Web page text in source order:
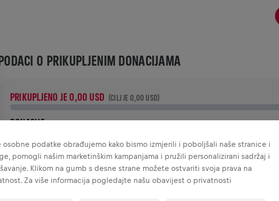
O PRIKUPLJENIM DONACIJAMA
PRIKUPLJENO JE 0,00 USD (CILJ JE 0,00 USD)
DONACIJE
Pruži svoj doprinos donacijom! 100% iznosa tvoje donacije bit
će utrošeno na istraživanja ozljeda leđne moždine.
osobne podatke obrađujemo kako bismo izmjerili i poboljšali naše stranice i
pomogli našim marketinškim kampanjama i pružili personalizirani sadržaj i
Klikom na gumb s desne strane možete ostvariti svoja prava na
Za više informacija pogledajte našu obavijest o privatnosti